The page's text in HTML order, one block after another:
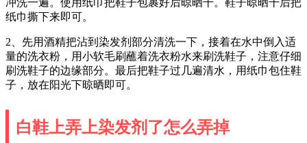
纸巾撕下来即可。
2、先用酒精把沾到染发剂部分清洗一下，接着在水中倒入适
量的洗衣粉，用小软毛刷蘸着洗衣粉水来刷洗鞋子，注意仔细
刷洗鞋子的边缘部分。最后把鞋子过几遍清水，用纸巾包住鞋
子，放在阳光下晾晒即可。
白鞋上弄上染发剂了怎么弄掉